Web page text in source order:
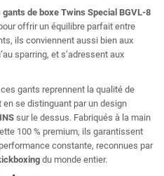
gants de boxe Twins Special BGVL-8
offrir un équilibre parfait entre
ils conviennent aussi bien aux
sparring, et s’adressent aux
gants reprennent la qualité de
se distinguant par un design
sur le dessus. Fabriqués à la main
100 % premium, ils garantissent
constante, reconnues par
du monde entier.